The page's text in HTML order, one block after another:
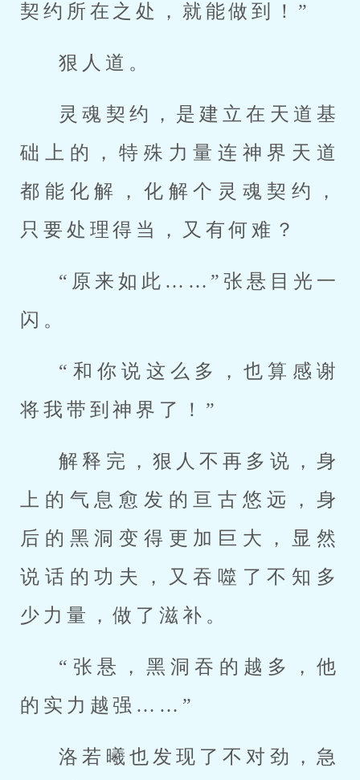
契约所在之处，就能做到！”
狠人道。
灵魂契约，是建立在天道基
础上的，特殊力量连神界天道
都能化解，化解个灵魂契约，
只要处理得当，又有何难？
“原来如此……”张悬目光一
闪。
“和你说这么多，也算感谢
将我带到神界了！”
解释完，狠人不再多说，身
上的气息愈发的亘古悠远，身
后的黑洞变得更加巨大，显然
说话的功夫，又吞噬了不知多
少力量，做了滋补。
“张悬，黑洞吞的越多，他
的实力越强……”
洛若曦也发现了不对劲，急